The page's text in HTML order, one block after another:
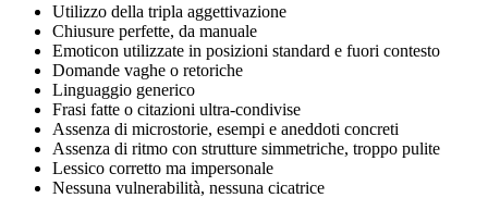
Utilizzo della tripla aggettivazione
Chiusure perfette, da manuale
Emoticon utilizzate in posizioni standard e fuori contesto
Domande vaghe o retoriche
Linguaggio generico
Frasi fatte o citazioni ultra-condivise
Assenza di microstorie, esempi e aneddoti concreti
Assenza di ritmo con strutture simmetriche, troppo pulite
Lessico corretto ma impersonale
Nessuna vulnerabilità, nessuna cicatrice